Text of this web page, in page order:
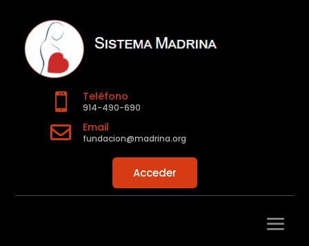
 Teléfono
914-490-690
 Email
fundacion@madrina.org
Acceder